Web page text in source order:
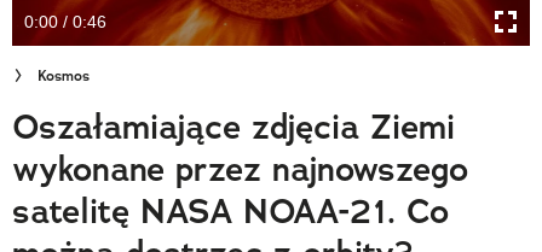
Cuda Polski
Wielki Konkurs Fotograficzny
Trendbook Podróżniczy
Polecane
0:00 / 0:46
Kosmos
Oszałamiające zdjęcia Ziemi
wykonane przez najnowszego
satelitę NASA NOAA-21. Co